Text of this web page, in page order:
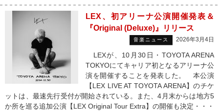
LEX、初アリーナ公演開催発表＆
『Original (Deluxe)』リリース
音楽ニュース 2026年3月4日
LEXが、10月30日・TOYOTA ARENA
TOKYOにてキャリア初となるアリーナ公
演を開催することを発表した。 本公演
【LEX LIVE AT TOYOTA ARENA】のチケ
ットは、最速先行受付が開始されている。また、4月末からは地方5
か所を巡る追加公演【LEX Original Tour Extra】の開催も決定・・・